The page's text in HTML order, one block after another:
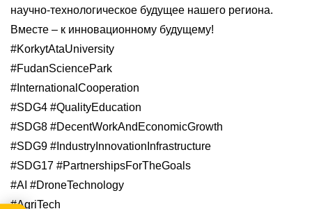
научно-технологическое будущее нашего региона.
Вместе – к инновационному будущему!
#KorkytAtaUniversity
#FudanSciencePark
#InternationalCooperation
#SDG4 #QualityEducation
#SDG8 #DecentWorkAndEconomicGrowth
#SDG9 #IndustryInnovationInfrastructure
#SDG17 #PartnershipsForTheGoals
#AI #DroneTechnology
#AgriTech